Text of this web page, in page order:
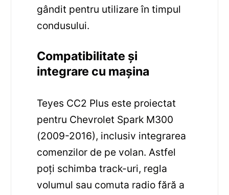
gândit pentru utilizare în timpul
condusului.
Compatibilitate și
integrare cu mașina
Teyes CC2 Plus este proiectat
pentru Chevrolet Spark M300
(2009-2016), inclusiv integrarea
comenzilor de pe volan. Astfel
poți schimba track-uri, regla
volumul sau comuta radio fără a